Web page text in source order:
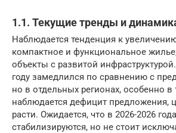
1.1. Текущие тренды и
Наблюдается тенденция к
компактное и функциональное
объекты с развитой
году замедлился по сравнению с
но в отдельных регионах, особенно в
наблюдается дефицит предложения,
расти. Ожидается, что в 2026-2026
стабилизируются, но не стоит